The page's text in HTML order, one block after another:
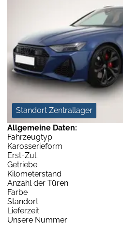
Standort Zentrallager
Allgemeine Daten:
Fahrzeugtyp
Karosserieform
Erst-Zul.
Getriebe
Kilometerstand
Anzahl der Türen
Farbe
Standort
Lieferzeit
Unsere Nummer